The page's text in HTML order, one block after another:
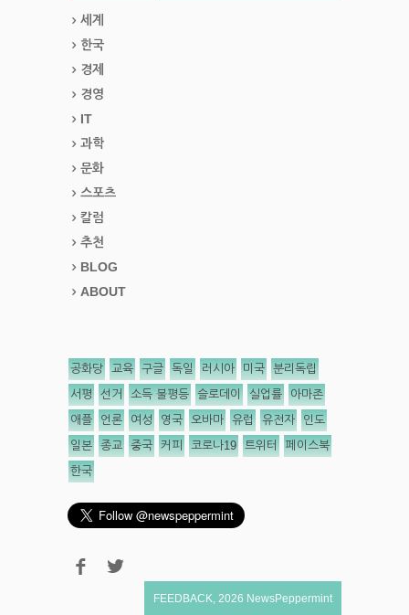
세계
한국
경제
경영
IT
과학
문화
스포츠
칼럼
추천
BLOG
ABOUT
공화당 교육 구글 독일 러시아 미국 분리독립
서평 선거 소득 불평등 슬로데이 실업률 아마존
애플 언론 여성 영국 오바마 유럽 유전자 인도
일본 종교 중국 커피 코로나19 트위터 페이스북
한국
FEEDBACK 2026 NewsPeppermint